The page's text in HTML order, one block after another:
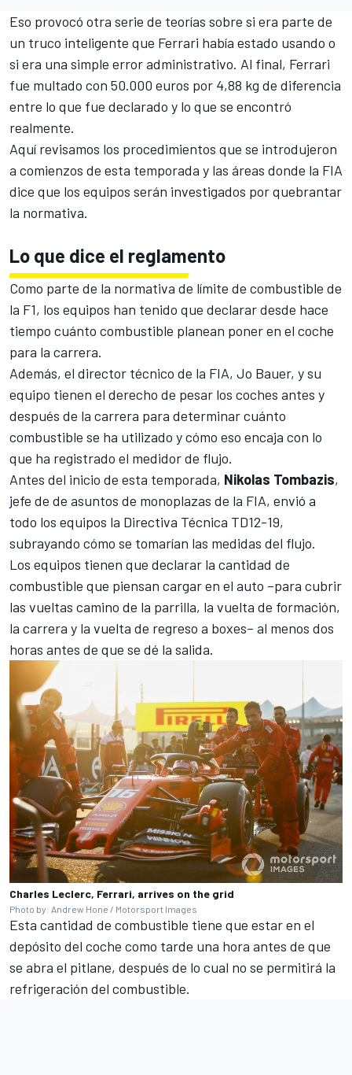
Eso provocó otra serie de teorías sobre si era parte de
un truco inteligente que Ferrari había estado usando o
si era una simple error administrativo. Al final, Ferrari
fue multado con 50.000 euros por 4,88 kg de diferencia
entre lo que fue declarado y lo que se encontró
realmente.
Aquí revisamos los procedimientos que se introdujeron
a comienzos de esta temporada y las áreas donde la FIA
dice que los equipos serán investigados por quebrantar
la normativa.
Lo que dice el reglamento
Como parte de la normativa de límite de combustible de
la F1, los equipos han tenido que declarar desde hace
tiempo cuánto combustible planean poner en el coche
para la carrera.
Además, el director técnico de la FIA, Jo Bauer, y su
equipo tienen el derecho de pesar los coches antes y
después de la carrera para determinar cuánto
combustible se ha utilizado y cómo eso encaja con lo
que ha registrado el medidor de flujo.
Antes del inicio de esta temporada, Nikolas Tombazis,
jefe de de asuntos de monoplazas de la FIA, envió a
todo los equipos la Directiva Técnica TD12-19,
subrayando cómo se tomarían las medidas del flujo.
Los equipos tienen que declarar la cantidad de
combustible que piensan cargar en el auto –para cubrir
las vueltas camino de la parrilla, la vuelta de formación,
la carrera y la vuelta de regreso a boxes– al menos dos
horas antes de que se dé la salida.
Charles Leclerc, Ferrari, arrives on the grid
Photo by: Andrew Hone / Motorsport Images
Esta cantidad de combustible tiene que estar en el
depósito del coche como tarde una hora antes de que
se abra el pitlane, después de lo cual no se permitirá la
refrigeración del combustible.